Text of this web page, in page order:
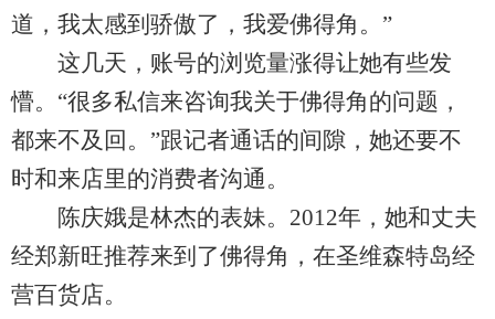
道，我太感到骄傲了，我爱佛得角。”
这几天，账号的浏览量涨得让她有些发
懵。“很多私信来咨询我关于佛得角的问题，
都来不及回。”跟记者通话的间隙，她还要不
时和来店里的消费者沟通。
陈庆娥是林杰的表妹。2012年，她和丈夫
经郑新旺推荐来到了佛得角，在圣维森特岛经
营百货店。